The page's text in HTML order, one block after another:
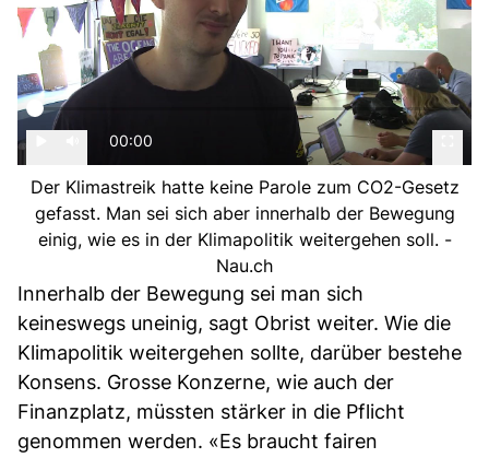
00:00
Der Klimastreik hatte keine Parole zum CO2-Gesetz
gefasst. Man sei sich aber innerhalb der Bewegung
einig, wie es in der Klimapolitik weitergehen soll. -
Nau.ch
Innerhalb der Bewegung sei man sich
keineswegs uneinig, sagt Obrist weiter. Wie die
Klimapolitik weitergehen sollte, darüber bestehe
Konsens. Grosse Konzerne, wie auch der
Finanzplatz, müssten stärker in die Pflicht
genommen werden. «Es braucht fairen